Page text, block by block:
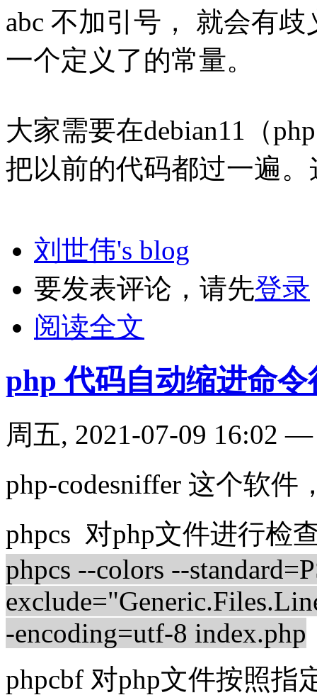
abc 不加引号， 就会有
一个定义了的常量。
大家需要在debian11（
把以前的代码都过一遍
刘世伟's blog
要发表评论，请先登录
阅读全文
php 代码自动缩进命令
周五, 2021-07-09 16:02
php-codesniffer 这个软件
phpcs 对php文件进行检
phpcs --colors --
-encoding=utf-8 index.php
phpcbf 对php文件按照指